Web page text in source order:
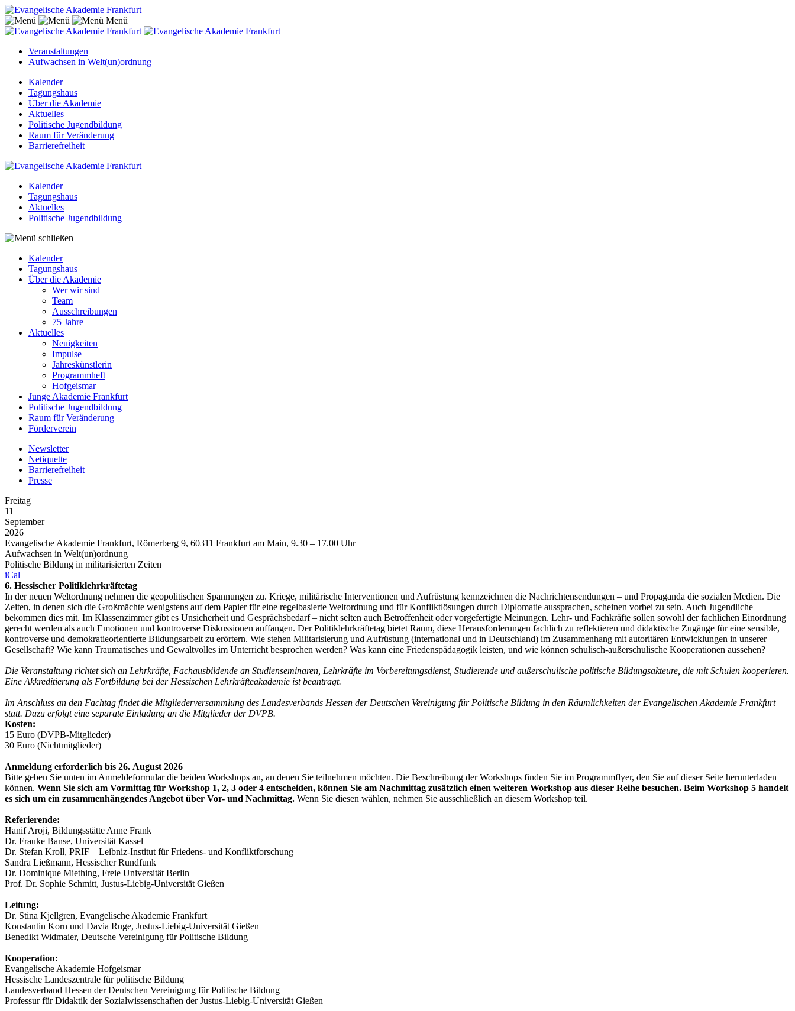
Menü
Veranstaltungen
Aufwachsen in Welt(un)ordnung
Kalender
Tagungshaus
Über die Akademie
Aktuelles
Politische Jugendbildung
Raum für Veränderung
Barrierefreiheit
Kalender
Tagungshaus
Aktuelles
Politische Jugendbildung
Kalender
Tagungshaus
Über die Akademie
Wer wir sind
Team
Ausschreibungen
75 Jahre
Aktuelles
Neuigkeiten
Impulse
Jahreskünstlerin
Programmheft
Hofgeismar
Junge Akademie Frankfurt
Politische Jugendbildung
Raum für Veränderung
Förderverein
Newsletter
Netiquette
Barrierefreiheit
Presse
Freitag
11
September
2026
Evangelische Akademie Frankfurt, Römerberg 9, 60311 Frankfurt am Main, 9.30 – 17.00 Uhr
Aufwachsen in Welt(un)ordnung
Politische Bildung in militarisierten Zeiten
iCal
6. Hessischer Politiklehrkräftetag
In der neuen Weltordnung nehmen die geopolitischen Spannungen zu. Kriege, militärische Interventionen und Aufrüstung kennzeichnen die Nachrichtensendungen – und Propaganda die sozialen Medien. Die
Zeiten, in denen sich die Großmächte wenigstens auf dem Papier für eine regelbasierte Weltordnung und für Konfliktlösungen durch Diplomatie aussprachen, scheinen vorbei zu sein. Auch Jugendliche
bekommen dies mit. Im Klassenzimmer gibt es Unsicherheit und Gesprächsbedarf – nicht selten auch Betroffenheit oder vorgefertigte Meinungen. Lehr- und Fachkräfte sollen sowohl der fachlichen Einordnung
gerecht werden als auch Emotionen und kontroverse Diskussionen auffangen. Der Politiklehrkräftetag bietet Raum, diese Herausforderungen fachlich zu reflektieren und didaktische Zugänge für eine sensible,
kontroverse und demokratieorientierte Bildungsarbeit zu erörtern. Wie stehen Militarisierung und Aufrüstung (international und in Deutschland) im Zusammenhang mit autoritären Entwicklungen in unserer
Gesellschaft? Wie kann Traumatisches und Gewaltvolles im Unterricht besprochen werden? Was kann eine Friedenspädagogik leisten, und wie können schulisch-außerschulische Kooperationen aussehen?
Die Veranstaltung richtet sich an Lehrkräfte, Fachausbildende an Studienseminaren, Lehrkräfte im Vorbereitungsdienst, ­Studierende und außerschulische politische Bildungsakteure, die mit Schulen kooperieren.
Eine Akkreditierung als Fortbildung bei der Hessischen Lehrkräfteakademie ist beantragt.
Im Anschluss an den Fachtag findet die Mitgliederversammlung des Landesverbands Hessen der Deutschen Vereinigung für Politische Bildung in den Räumlichkeiten der Evangelischen Akademie Frankfurt
statt. Dazu erfolgt eine separate Einladung an die Mitglieder der DVPB.
Kosten:
15 Euro (DVPB-Mitglieder)
30 Euro (Nichtmitglieder)
Anmeldung erforderlich bis 26. August 2026
Bitte geben Sie unten im Anmeldeformular die beiden Workshops an, an denen Sie teilnehmen möchten. Die Beschreibung der Workshops finden Sie im Programmflyer, den Sie auf dieser Seite herunterladen
können. Wenn Sie sich am Vormittag für Workshop 1, 2, 3 oder 4 entscheiden, können Sie am Nachmittag zusätzlich einen weiteren Workshop aus dieser Reihe besuchen. Beim Workshop 5 handelt
es sich um ein zusammenhängendes Angebot über Vor- und Nachmittag. Wenn Sie diesen wählen, nehmen Sie ausschließlich an diesem Workshop teil.
Referierende:
Hanif Aroji, Bildungsstätte Anne Frank
Dr. Frauke Banse, Universität Kassel
Dr. Stefan Kroll, PRIF – Leibniz-Institut für Friedens- und Konfliktforschung
Sandra Ließmann, Hessischer Rundfunk
Dr. Dominique Miething, Freie Universität Berlin
Prof. Dr. Sophie Schmitt, Justus-Liebig-Universität Gießen
Leitung:
Dr. Stina Kjellgren, Evangelische Akademie Frankfurt
Konstantin Korn und Davia Ruge, Justus-Liebig-Universität Gießen
Benedikt Widmaier, Deutsche Vereinigung für Politische Bildung
Kooperation:
Evangelische Akademie Hofgeismar
Hessische Landeszentrale für politische Bildung
Landesverband Hessen der Deutschen Vereinigung für Politische Bildung
Professur für Didaktik der Sozialwissenschaften der Justus-Liebig-Universität Gießen